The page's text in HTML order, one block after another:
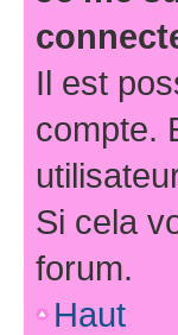
Il est
compte.
Si cela
forum.
Haut